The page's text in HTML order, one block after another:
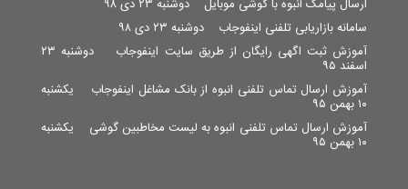
ارسال پیامک انبوه با گوشی موبایل دوشنبه ۲۳ دی ۹۸
سامانه بازاریابی تلفنی اینفوجاب دوشنبه ۲۳ دی ۹۸
آموزش ثبت اگهی رایگان از طریق سایت اینفوجاب
دوشنبه ۲۳
اسفند ۹۵
آموزش ارسال تماس تلفنی انبوه از بانک مشاغل اینفوجاب یکشنبه
۱۰ بهمن ۹۵
آموزش ارسال تماس تلفنی انبوه به لیست مخاطبین گوشی یکشنبه
۱۰ بهمن ۹۵